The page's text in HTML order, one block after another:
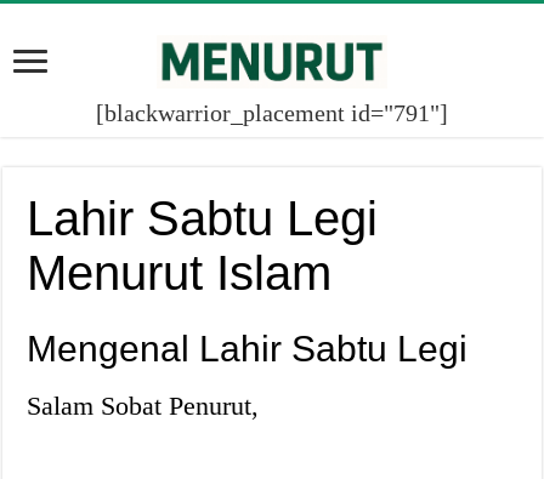
[blackwarrior_placement id="791"]
Lahir Sabtu Legi
Menurut Islam
Mengenal Lahir Sabtu Legi
Salam Sobat Penurut,